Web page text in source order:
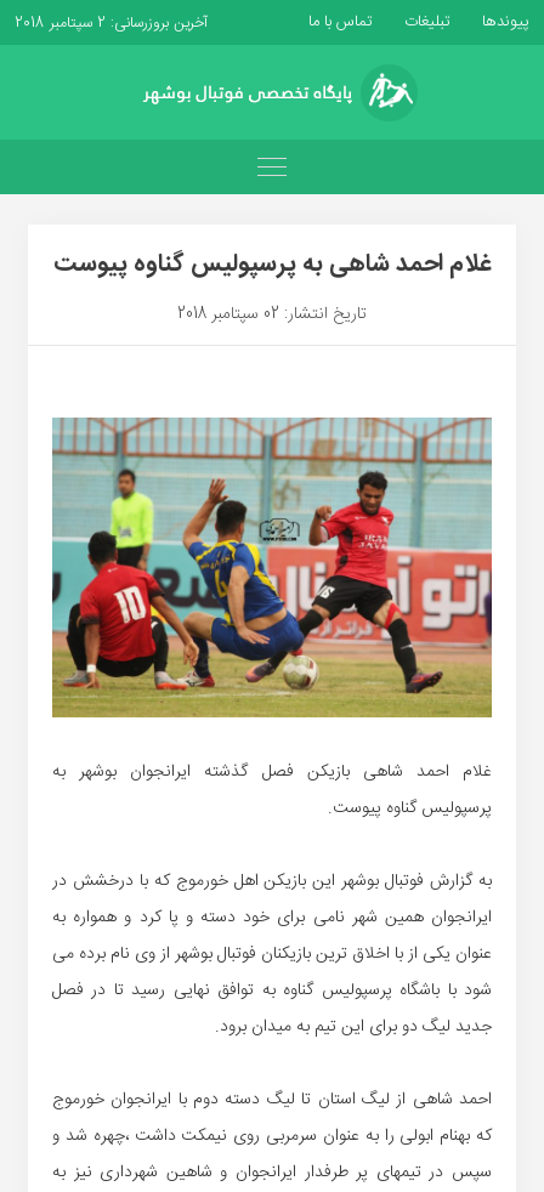
پیوندها تبلیغات تماس با ما آخرین بروزرسانی: 2 سپتامبر 2018
غلام احمد شاهی به پرسپولیس گناوه پیوست
تاریخ انتشار: 02 سپتامبر 2018
غلام احمد شاهی بازیکن فصل گذشته ایرانجوان بوشهر به
پرسپولیس گناوه پیوست.
به گزارش فوتبال بوشهر این بازیکن اهل خورموج که با درخشش در
ایرانجوان همین شهر نامی برای خود دسته و پا کرد و همواره به
عنوان یکی از با اخلاق ترین بازیکنان فوتبال بوشهر از وی نام برده می
شود با باشگاه پرسپولیس گناوه به توافق نهایی رسید تا در فصل
جدید لیگ دو برای این تیم به میدان برود.
احمد شاهی از لیگ استان تا لیگ دسته دوم با ایرانجوان خورموج
که بهنام ابولی را به عنوان سرمربی روی نیمکت داشت ،چهره شد و
سپس در تیمهای پر طرفدار ایرانجوان و شاهین شهرداری نیز به